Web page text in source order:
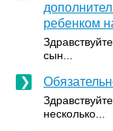
ребенком
сын...
несколько...